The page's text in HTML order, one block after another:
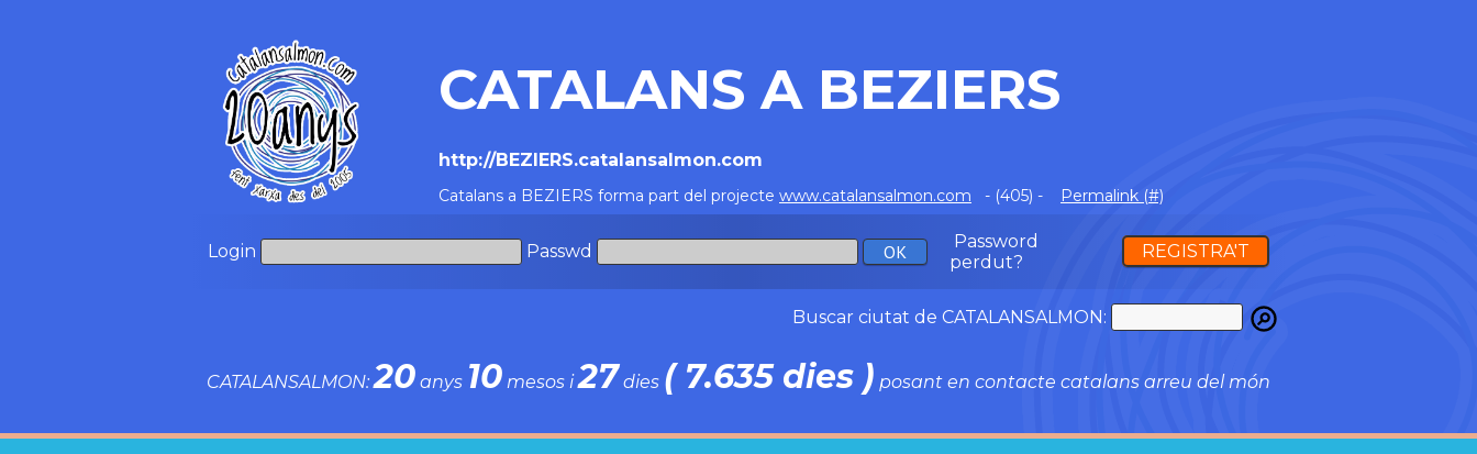
CATALANS A BEZIERS
http://BEZIERS.catalansalmon.com
Catalans a BEZIERS forma part del projecte www.catalansalmon.com - (405) - Permalink (#)
Login Passwd
Password
perdut?
REGISTRA'T
Buscar ciutat de CATALANSALMON:
CATALANSALMON:20 anys 10 mesos i27 dies ( 7.635 dies ) posant en contacte catalans arreu del món